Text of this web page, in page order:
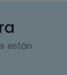
están